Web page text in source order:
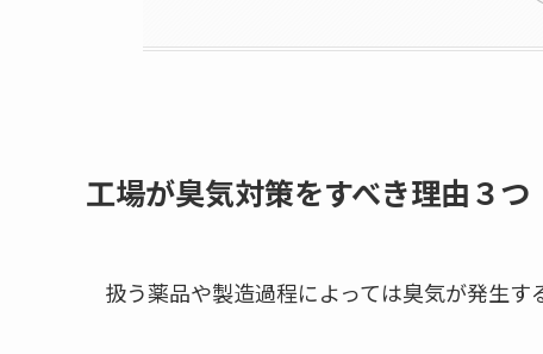
工場が臭気対策をすべき理由３つ
扱う薬品や製造過程によっては臭気が発生す